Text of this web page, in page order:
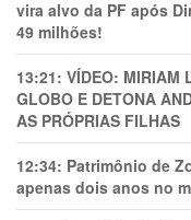
vira alvo da PF após
49 milhões!
13:21: VÍDEO: MIRIAM
GLOBO E DETONA
AS PRÓPRIAS FILHAS
12:34: Patrimônio de
apenas dois anos no